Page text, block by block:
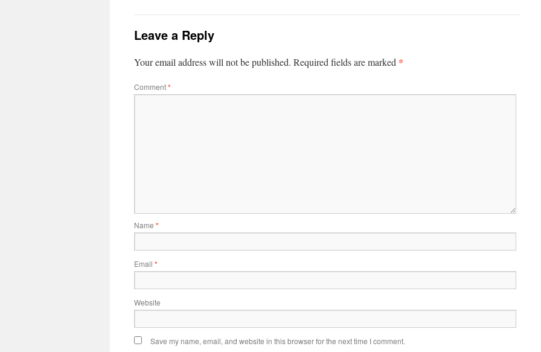
Leave a Reply
Your email address will not be published. Required fields are marked *
Comment*
Name *
Email *
Website
Save my name, email, and website in this browser for the next time I comment.